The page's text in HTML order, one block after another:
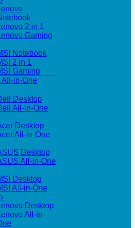
2 in 1
Gaming
Notebook
2 in 1
Gaming
All-in-One
Desktop
All-in-One
Desktop
All-in-One
Desktop
All-in-One
Desktop
All-in-One
Desktop
All-in-